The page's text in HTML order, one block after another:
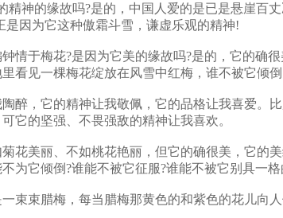
神的缘故吗?是的，中国人爱的是已是悬崖百
是因为它这种傲霜斗雪，谦虚乐观的精神!
于梅花?是因为它美的缘故吗?是的，它的确
看见一棵梅花绽放在风雪中红梅，谁不被它倾
，它的精神让我敬佩，它的品格让我喜爱。
可它的坚强、不畏强敌的精神让我喜欢。
美丽、不如桃花艳丽，但它的确很美，它的
为它倾倒?谁能不被它征服?谁能不被它别具一
束腊梅，每当腊梅那黄色的和紫色的花儿向